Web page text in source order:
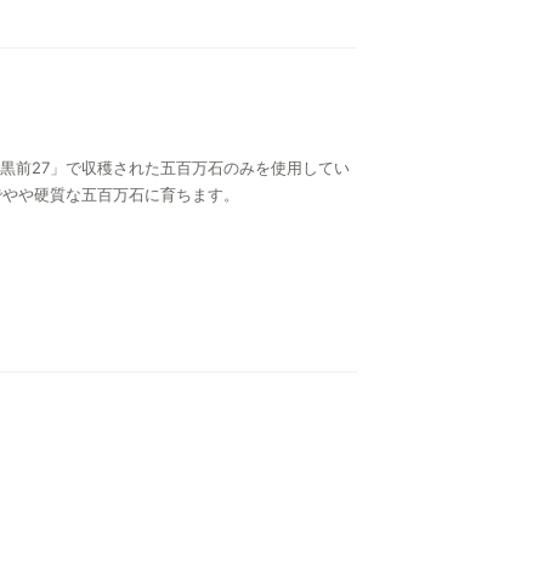
前27」で収穫された五百万石のみを使用してい
や硬質な五百万石に育ちます。